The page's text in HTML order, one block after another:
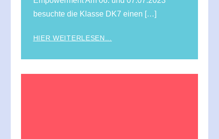
besuchte die Klasse DK7 einen […]
HIER WEITERLESEN...